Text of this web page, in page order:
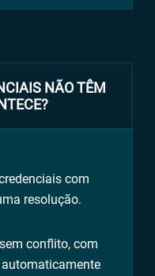
NÃO TÊM
com
resolução.
conflito, com